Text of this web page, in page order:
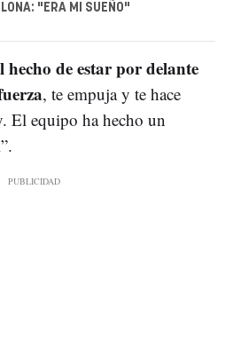
"ERA MI SUEÑO"
hecho de estar por delante
, te empuja y te hace
El equipo ha hecho un